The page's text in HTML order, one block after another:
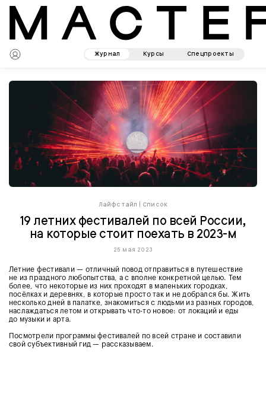
Журнал Курсы Спецпроекты
Лайфстайл Список
19 летних фестивалей по всей России,
на которые стоит поехать в 2023-м
25 мая 2023
Летние фестивали — отличный повод отправиться в путешествие
не из праздного любопытства, а с вполне конкретной целью. Тем
более, что некоторые из них проходят в маленьких городках,
посёлках и деревнях, в которые просто так и не добрался бы. Жить
несколько дней в палатке, знакомиться с людьми из разных городов,
наслаждаться летом и открывать что-то новое: от локаций и еды
до музыки и арта.
Посмотрели программы фестивалей по всей стране и составили
свой субъективный гид — рассказываем.